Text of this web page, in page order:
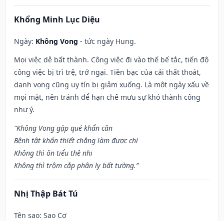
Khổng Minh Lục Diệu
Ngày: Không Vong - tức ngày Hung.
Mọi việc dễ bất thành. Công việc đi vào thế bế tắc, tiến độ
công việc bị trì trệ, trở ngại. Tiền bạc của cải thất thoát,
danh vọng cũng uy tín bị giảm xuống. Là một ngày xấu về
mọi mặt, nên tránh để hạn chế mưu sự khó thành công
như ý.
“Không Vong gặp quẻ khẩn cần
Bệnh tật khẩn thiết chẳng làm được chi
Không thì ôn tiểu thê nhi
Không thì trộm cắp phân ly bất tường.”
Nhị Thập Bát Tú
Tên sao: Sao Cơ